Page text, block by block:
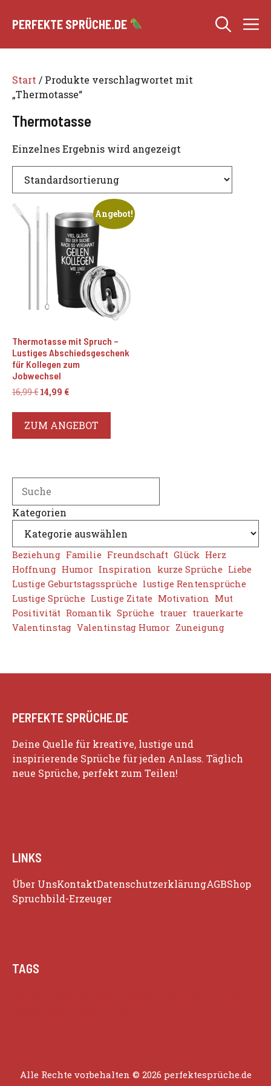
Inhalt
PERFEKTE SPRÜCHE.DE
Start / Produkte verschlagwortet mit
„Thermotasse“
Thermotasse
Einzelnes Ergebnis wird angezeigt
Angebot!
Thermotasse mit Spruch –
Lustiges Abschiedsgeschenk
für Kollegen zum
Jobwechsel
16,99€ Ursprünglicher
war:
16,99 €
14,99 €Aktueller
ist:
14,99 €.
ZUM ANGEBOT
Kategorien
Beziehung Familie Freundschaft Glück Herz
Hoffnung Humor Inspiration kurze Sprüche Liebe
Lustige Geburtstagssprüche lustige Rentensprüche
Lustige Sprüche Lustige Zitate Motivation
Mut
Positivität Romantik Sprüche trauer trauerkarte
Valentinstag Valentinstag Humor Zuneigung
PERFEKTE SPRÜCHE.DE
Deine Quelle für kreative, lustige und
inspirierende Sprüche für jeden Anlass. Täglich
neue Sprüche, perfekt zum Teilen!
LINKS
Über UnsKontaktDatenschutzerklärungAGBShop
Spruchbild-Erzeuger
TAGS
Alle Rechte vorbehalten © 2026 perfektesprüche.de